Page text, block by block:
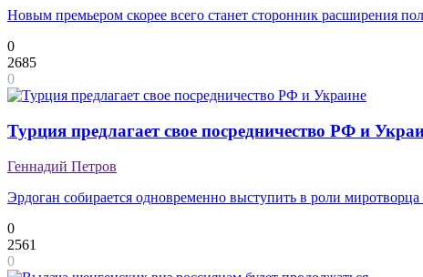
Новым премьером скорее всего станет сторонник расширения
0
2685
0
Турция предлагает свое посредничество РФ и
Геннадий Петров
Эрдоган собирается одновременно выступить в роли
0
2561
0